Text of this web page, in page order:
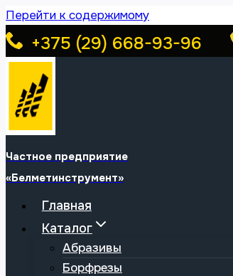
Перейти к содержимому
+375 (29) 668-93-96
Частное предприятие
«Белметинструмент»
Главная
Каталог
Абразивы
Борфрезы